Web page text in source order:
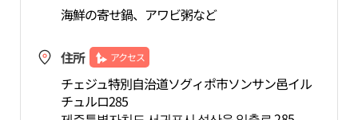
海鮮の寄せ鍋、アワビ粥など
住所 アクセス
チェジュ特別自治道ソグィポ市ソンサン邑イル
チュルロ285